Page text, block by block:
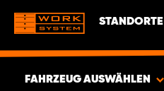
STANDORTE
FAHRZEUG AUSWÄHLEN